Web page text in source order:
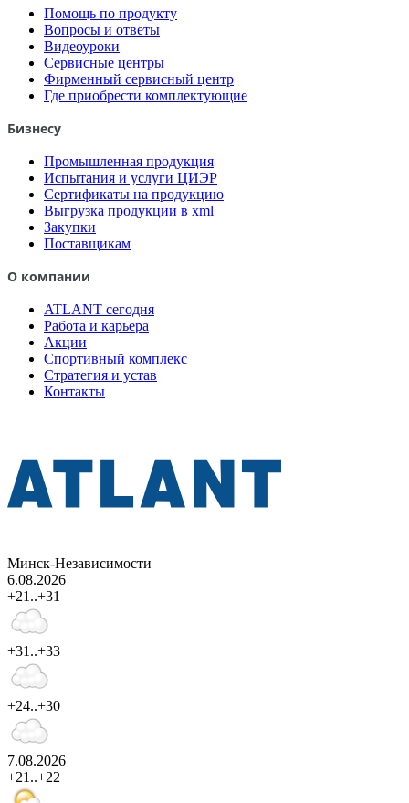
Помощь по продукту
Вопросы и ответы
Видеоуроки
Сервисные центры
Фирменный сервисный центр
Где приобрести комплектующие
Бизнесу
Промышленная продукция
Испытания и услуги ЦИЭР
Сертификаты на продукцию
Выгрузка продукции в xml
Закупки
Поставщикам
О компании
ATLANT сегодня
Работа и карьера
Акции
Спортивный комплекс
Стратегия и устав
Контакты
Минск-Независимости
6.08.2026
+21..+31
+31..+33
+24..+30
7.08.2026
+21..+22